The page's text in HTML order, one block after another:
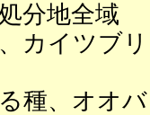
分地全域
カイツブ
種、オオ